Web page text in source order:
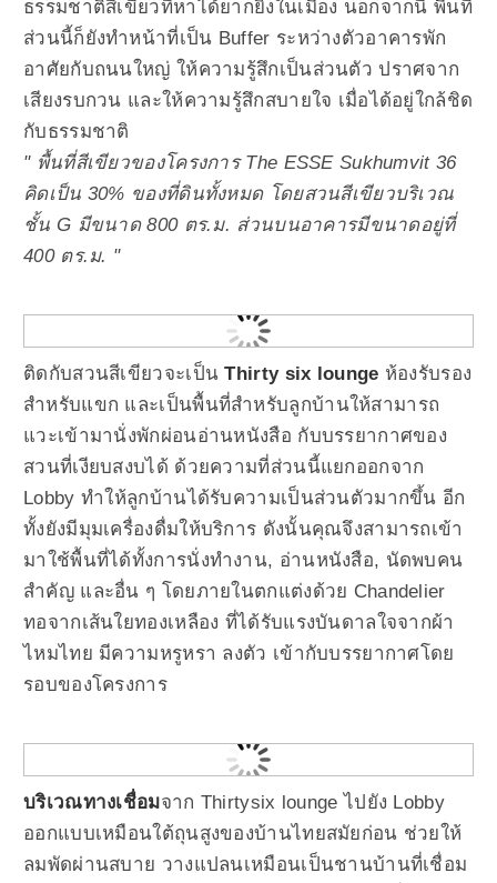
ธรรมชาติสีเขียวที่หาได้ยากยิ่งในเมือง นอกจากนี้ พื้นที่
ส่วนนี้ก็ยังทำหน้าที่เป็น Buffer ระหว่างตัวอาคารพัก
อาศัยกับถนนใหญ่ ให้ความรู้สึกเป็นส่วนตัว ปราศจาก
เสียงรบกวน และให้ความรู้สึกสบายใจ เมื่อได้อยู่ใกล้ชิด
กับธรรมชาติ
" พื้นที่สีเขียวของโครงการ The ESSE Sukhumvit 36
คิดเป็น 30% ของที่ดินทั้งหมด โดยสวนสีเขียวบริเวณ
ชั้น G มีขนาด 800 ตร.ม. ส่วนบนอาคารมีขนาดอยู่ที่
400 ตร.ม. "
ติดกับสวนสีเขียวจะเป็นThirty six lounge ห้องรับรอง
สำหรับแขก และเป็นพื้นที่สำหรับลูกบ้านให้สามารถ
แวะเข้ามานั่งพักผ่อนอ่านหนังสือ กับบรรยากาศของ
สวนที่เงียบสงบได้ ด้วยความที่ส่วนนี้แยกออกจาก
Lobby ทําให้ลูกบ้านได้รับความเป็นส่วนตัวมากขึ้น อีก
ทั้งยังมีมุมเครื่องดื่มให้บริการ ดังนั้นคุณจึงสามารถเข้า
มาใช้พื้นที่ได้ทั้งการนั่งทำงาน, อ่านหนังสือ, นัดพบคน
สำคัญ และอื่น ๆ โดยภายในตกแต่งด้วย Chandelier
ทอจากเส้นใยทองเหลือง ที่ได้รับแรงบันดาลใจจากผ้า
ไหมไทย มีความหรูหรา ลงตัว เข้ากับบรรยากาศโดย
รอบของโครงการ
บริเวณทางเชื่อมจาก Thirtysix lounge ไปยัง Lobby
ออกแบบเหมือนใต้ถุนสูงของบ้านไทยสมัยก่อน ช่วยให้
ลมพัดผ่านสบาย วางแปลนเหมือนเป็นชานบ้านที่เชื่อม